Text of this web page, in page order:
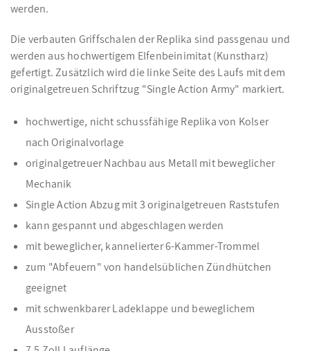
werden.
Die verbauten Griffschalen der Replika sind passgenau und
werden aus hochwertigem Elfenbeinimitat (Kunstharz)
gefertigt. Zusätzlich wird die linke Seite des Laufs mit dem
originalgetreuen Schriftzug "Single Action Army" markiert.
hochwertige, nicht schussfähige Replika von Kolser
nach Originalvorlage
originalgetreuer Nachbau aus Metall mit beweglicher
Mechanik
Single Action Abzug mit 3 originalgetreuen Raststufen
kann gespannt und abgeschlagen werden
mit beweglicher, kannelierter 6-Kammer-Trommel
zum "Abfeuern" von handelsüblichen Zündhütchen
geeignet
mit schwenkbarer Ladeklappe und beweglichem
Ausstoßer